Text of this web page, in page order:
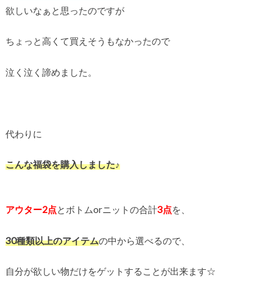
欲しいなぁと思ったのですが
ちょっと高くて買えそうもなかったので
泣く泣く諦めました。
代わりに
こんな福袋を購入しました♪
アウター2点とボトムorニットの合計3点を、
30種類以上のアイテムの中から選べるので、
自分が欲しい物だけをゲットすることが出来ます☆